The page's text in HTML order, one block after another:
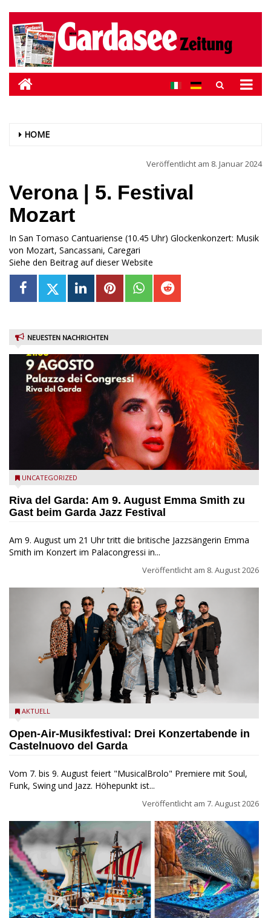
HOME
Veröffentlicht am 8. Januar 2024
Verona | 5. Festival
Mozart
In San Tomaso Cantuariense (10.45 Uhr) Glockenkonzert: Musik
von Mozart, Sancassani, Caregari
Siehe den Beitrag auf dieser Website
NEUESTEN NACHRICHTEN
Riva del Garda - Emma Smith zu Gast beim Garda Jazz
UNCATEGORIZED
Riva del Garda: Am 9. August Emma Smith zu
Gast beim Garda Jazz Festival
Am 9. August um 21 Uhr tritt die britische Jazzsängerin Emma
Smith im Konzert im Palacongressi in...
Veröffentlicht am 8. August 2026
Castelnuovo del Garda: Die "Dirotta su Cuba" zu Gast beim
AKTUELL
Open-Air-Musikfestival: Drei Konzertabende in
Castelnuovo del Garda
Vom 7. bis 9. August feiert "MusicalBrolo" Premiere mit Soul,
Funk, Swing und Jazz. Höhepunkt ist...
Veröffentlicht am 7. August 2026